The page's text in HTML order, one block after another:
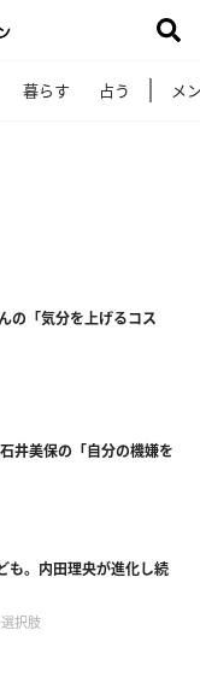
暮らす 占う メ
の「気分を上げるコス
井美保の「自分の機嫌を
も。内田理央が進化し続
択肢